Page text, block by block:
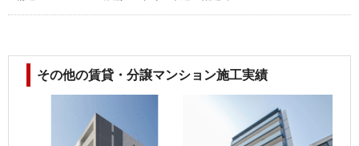
その他の賃貸・分譲マンション施工実績